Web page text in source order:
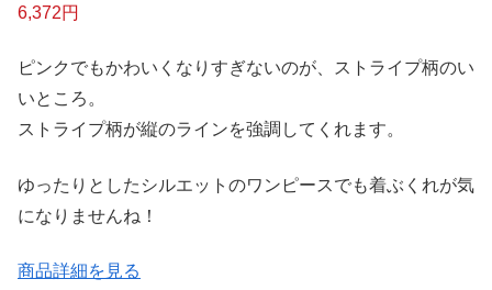
6,372円
ピンクでもかわいくなりすぎないのが、ストライプ柄のい
いところ。
ストライプ柄が縦のラインを強調してくれます。
ゆったりとしたシルエットのワンピースでも着ぶくれが気
になりませんね！
商品詳細を見る